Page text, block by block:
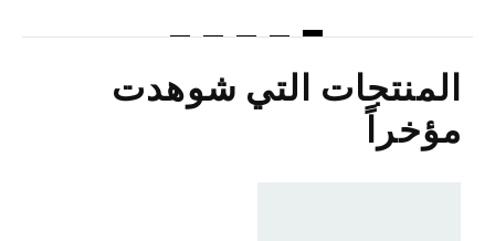
المنتجات التي شوهدت
مؤخراً